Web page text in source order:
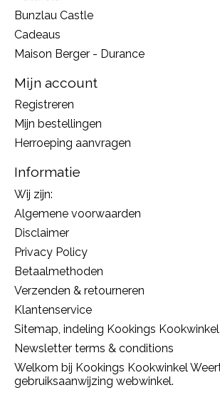
Bunzlau Castle
Cadeaus
Maison Berger - Durance
Mijn account
Registreren
Mijn bestellingen
Herroeping aanvragen
Informatie
Wij zijn:
Algemene voorwaarden
Disclaimer
Privacy Policy
Betaalmethoden
Verzenden & retourneren
Klantenservice
Sitemap, indeling Kookings
Newsletter terms & conditions
Welkom bij Kookings Kookwinkel
gebruiksaanwijzing webwinkel.